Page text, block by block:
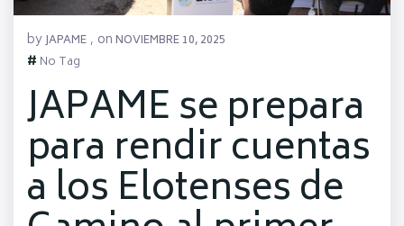
byJAPAME , onNOVIEMBRE 10, 2025
# No Tag
JAPAME se prepara
para rendir cuentas
a los Elotenses de